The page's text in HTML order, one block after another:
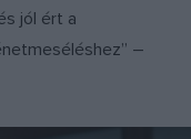
jól ért a
–